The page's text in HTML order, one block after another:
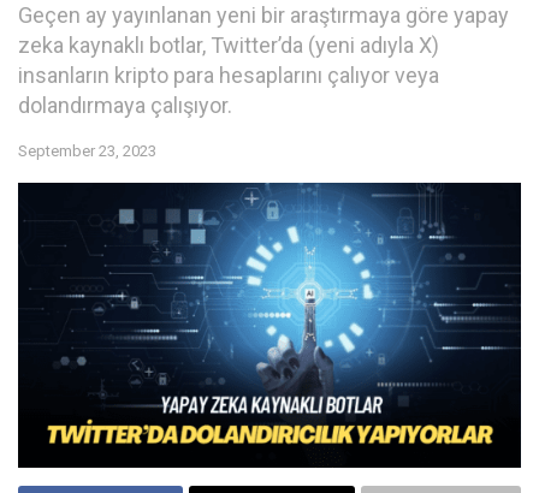
Geçen ay yayınlanan yeni bir araştırmaya göre yapay
zeka kaynaklı botlar, Twitter’da (yeni adıyla X)
insanların kripto para hesaplarını çalıyor veya
dolandırmaya çalışıyor.
September 23, 2023